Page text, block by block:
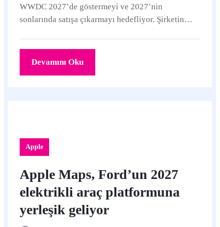
WWDC 2027’de göstermeyi ve 2027’nin
sonlarında satışa çıkarmayı hedefliyor. Şirketin
test ettiği bildiriliyor.
Devamını Oku
Apple
Apple Maps, Ford’un 2027
elektrikli araç platformuna
yerleşik geliyor